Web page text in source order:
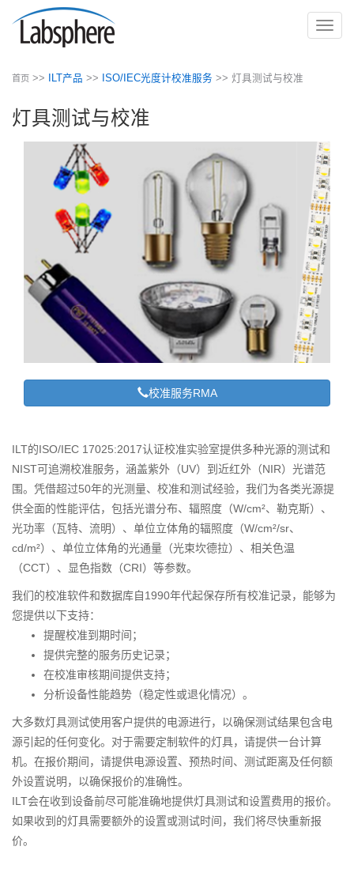
切
首页 >> ILT产品 >> ISO/IEC光度计校准服务 >> 灯具测试与校准
灯具测试与校准
校准服务RMA
ILT的ISO/IEC 17025:2017认证校准实验室提供多种光源的测试和
NIST可追溯校准服务，涵盖紫外（UV）到近红外（NIR）光谱范
围。凭借超过50年的光测量、校准和测试经验，我们为各类光源提
供全面的性能评估，包括光谱分布、辐照度（W/cm²、勒克斯）、
光功率（瓦特、流明）、单位立体角的辐照度（W/cm²/sr、
cd/m²）、单位立体角的光通量（光束坎德拉）、相关色温
（CCT）、显色指数（CRI）等参数。
我们的校准软件和数据库自1990年代起保存所有校准记录，能够为
您提供以下支持：
提醒校准到期时间；
提供完整的服务历史记录；
在校准审核期间提供支持；
分析设备性能趋势（稳定性或退化情况）。
大多数灯具测试使用客户提供的电源进行，以确保测试结果包含电
源引起的任何变化。对于需要定制软件的灯具，请提供一台计算
机。在报价期间，请提供电源设置、预热时间、测试距离及任何额
外设置说明，以确保报价的准确性。
ILT会在收到设备前尽可能准确地提供灯具测试和设置费用的报价。
如果收到的灯具需要额外的设置或测试时间，我们将尽快重新报
价。